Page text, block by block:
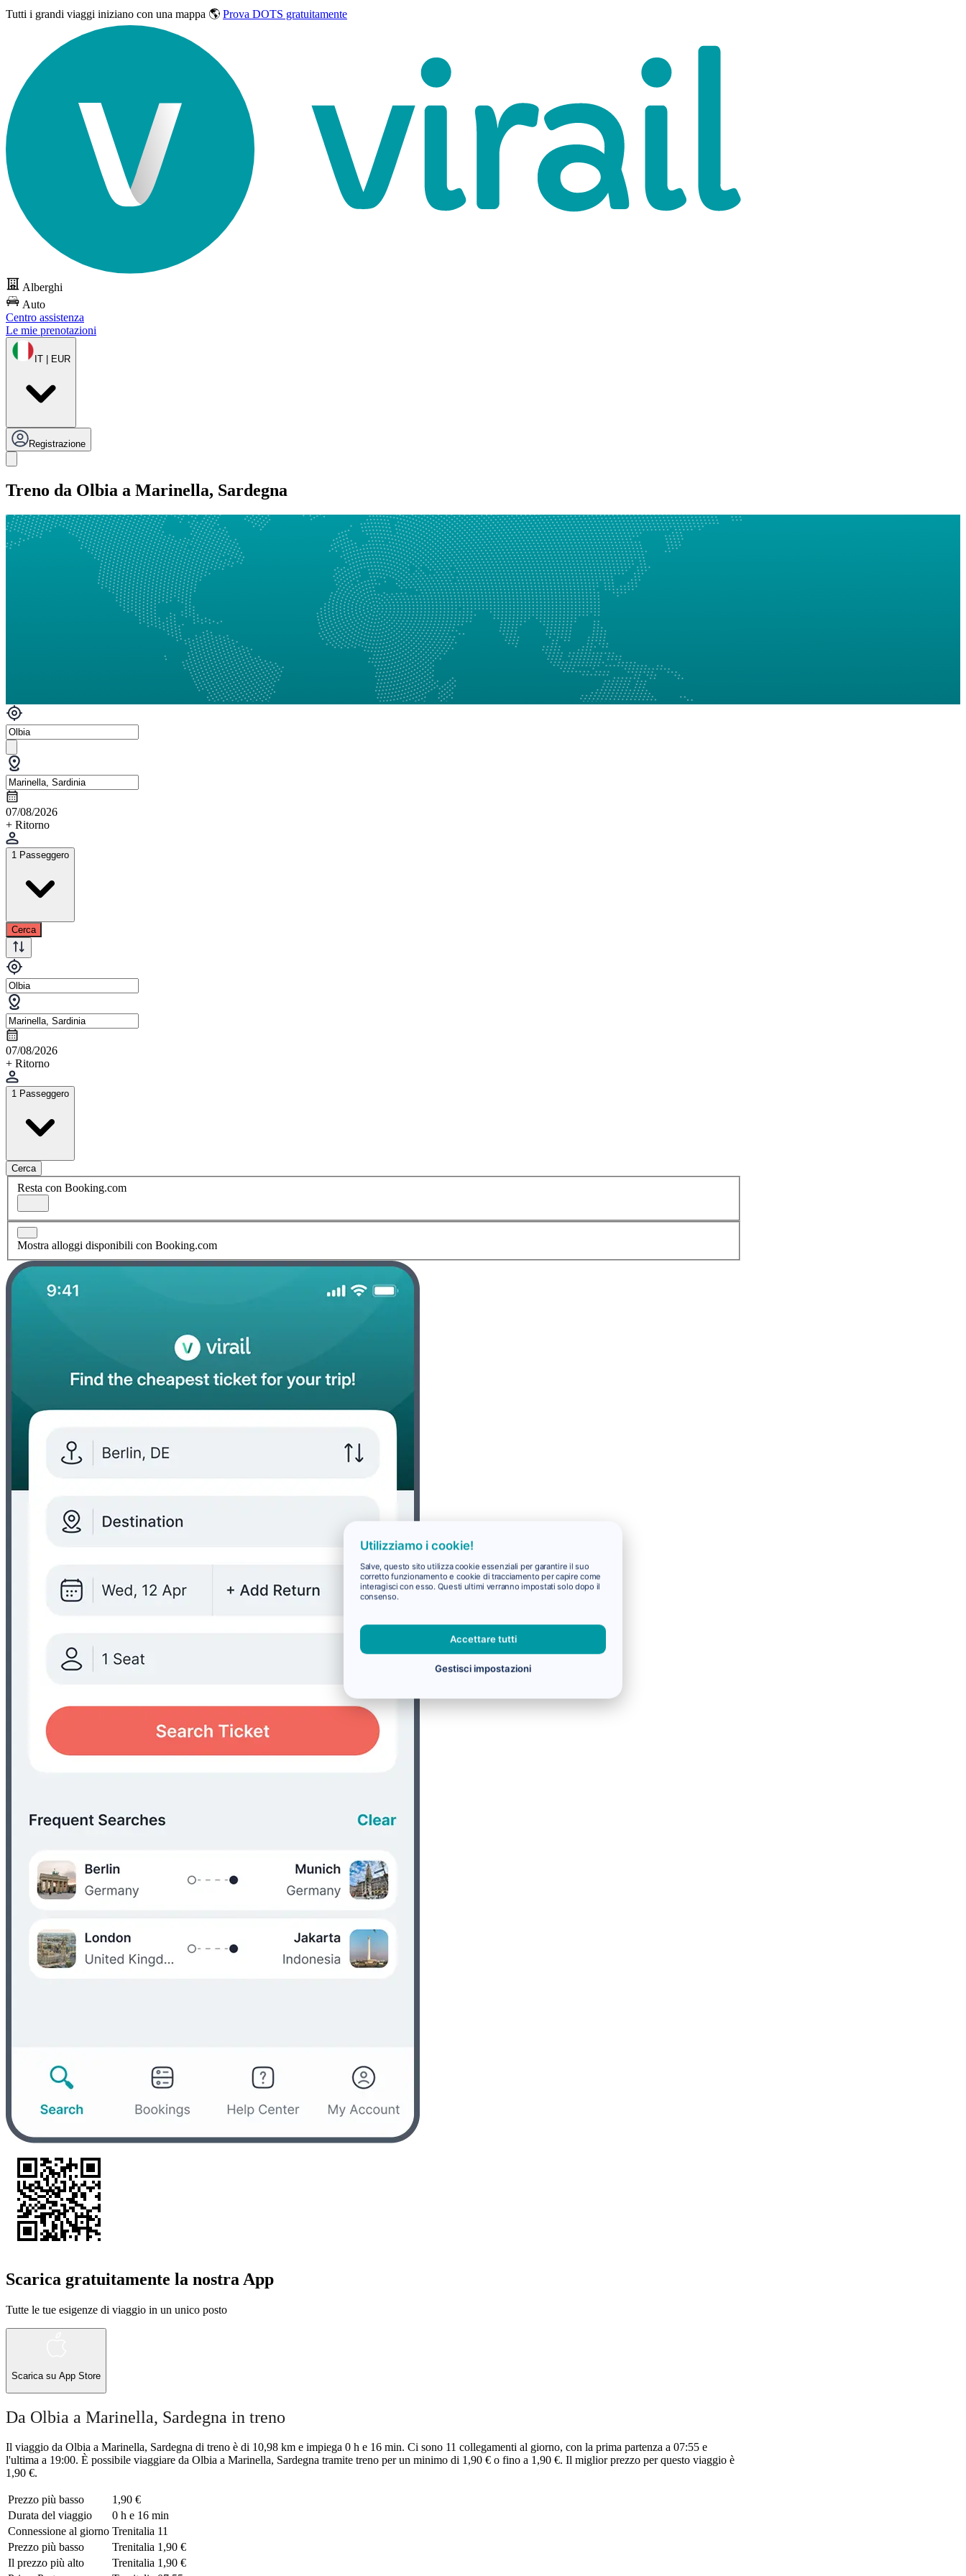
Tutti i grandi viaggi iniziano con una mappa 🌎 Prova DOTS gratuitamente
Alberghi
Auto
Centro assistenza
Le mie prenotazioni
IT | EUR
Registrazione
Treno da Olbia a Marinella, Sardegna
07/08/2026
+ Ritorno
1 Passeggero
Cerca
07/08/2026
+ Ritorno
1 Passeggero
Cerca
Resta con Booking.com
Mostra alloggi disponibili con Booking.com
Scarica gratuitamente la nostra App
Tutte le tue esigenze di viaggio in un unico posto
Scarica su App Store
Da Olbia a Marinella, Sardegna in treno
Il viaggio da Olbia a Marinella, Sardegna di treno è di 10,98 km e impiega 0 h e 16 min. Ci sono 11 collegamenti al giorno, con la prima partenza a 07:55 e
l'ultima a 19:00. È possibile viaggiare da Olbia a Marinella, Sardegna tramite treno per un minimo di 1,90 € o fino a 1,90 €. Il miglior prezzo per questo viaggio è
1,90 €.
Prezzo più basso
1,90 €
Durata del viaggio
0 h e 16 min
Connessione al giorno Trenitalia 11
Prezzo più basso
Trenitalia 1,90 €
Il prezzo più alto
Trenitalia 1,90 €
Utilizziamo i cookie!
Salve, questo sito utilizza cookie essenziali per garantire il suo
corretto funzionamento e cookie di tracciamento per capire come
interagisci con esso. Questi ultimi verranno impostati solo dopo il
consenso.
Accettare tutti
Gestisci impostazioni